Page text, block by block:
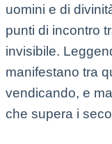
uomini e di
punti di incontro
invisibile.
manifestano tra
vendicando, e
che supera i